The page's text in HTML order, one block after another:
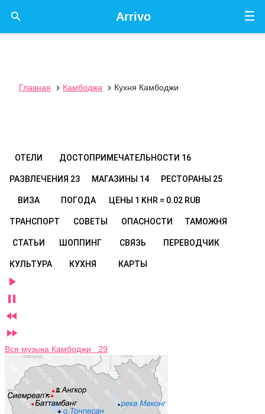
☰
Arrivo

Главная  Камбоджа  Кухня Камбоджи
ОТЕЛИ ДОСТОПРИМЕЧАТЕЛЬНОСТИ 16
РАЗВЛЕЧЕНИЯ 23 МАГАЗИНЫ 14 РЕСТОРАНЫ 25
ВИЗА ПОГОДА ЦЕНЫ 1 KHR = 0.02 RUB
ТРАНСПОРТ СОВЕТЫ ОПАСНОСТИ ТАМОЖНЯ
СТАТЬИ ШОППИНГ СВЯЗЬ ПЕРЕВОДЧИК
КУЛЬТУРА КУХНЯ КАРТЫ




Вся музыка Камбоджи 29